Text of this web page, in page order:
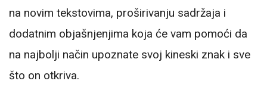
na novim tekstovima, proširivanju sadržaja i
dodatnim objašnjenjima koja će vam pomoći da
na najbolji način upoznate svoj kineski znak i sve
što on otkriva.